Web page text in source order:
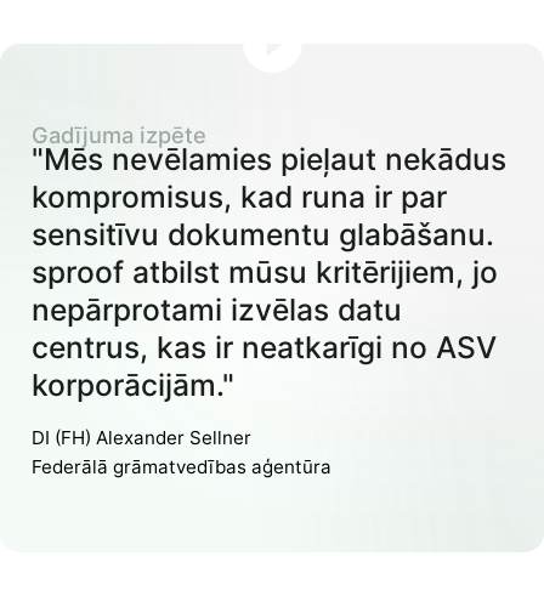
"Mēs nevēlamies pieļaut nekādus
kompromisus, kad runa ir par
sensitīvu dokumentu glabāšanu.
sproof atbilst mūsu kritērijiem, jo
nepārprotami izvēlas datu
centrus, kas ir neatkarīgi no ASV
korporācijām."
Gadījuma izpēte
DI (FH) Alexander Sellner
Federālā grāmatvedības aģentūra